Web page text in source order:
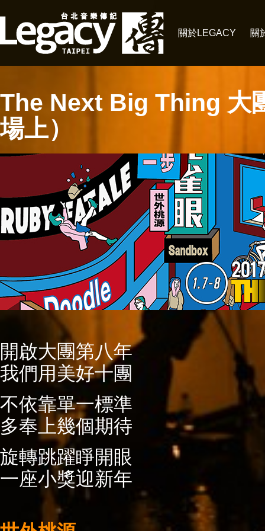
關於LEGACY 關
The Next Big Thing 大
場上）
開啟大團第八年
我們用美好十團
不依靠單一標準
多奉上幾個期待
旋轉跳躍睜開眼
一座小獎迎新年